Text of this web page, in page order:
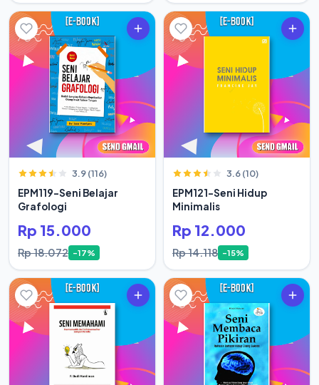
3.9 (116)
EPM119-Seni Belajar
Grafologi
Rp 15.000
Rp 18.072 -17%
3.6 (10)
EPM121-Seni Hidup
Minimalis
Rp 12.000
Rp 14.118 -15%